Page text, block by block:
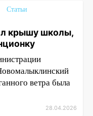
Статьи
крышу школы,
ветра была
28.04.2026